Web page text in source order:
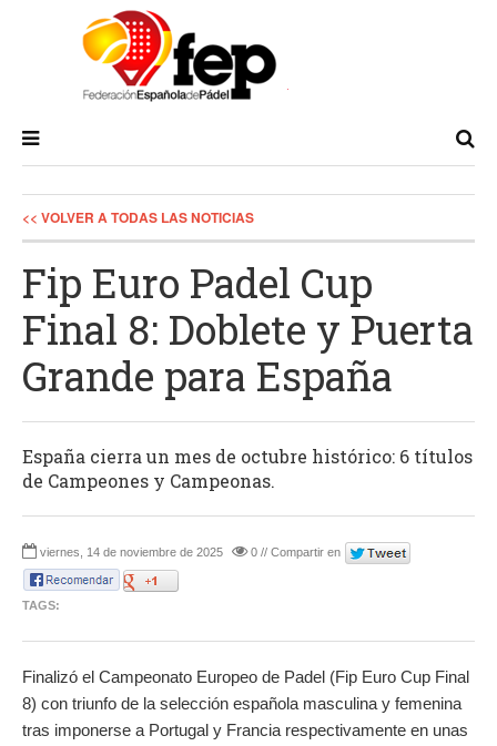
<< VOLVER A TODAS LAS NOTICIAS
Fip Euro Padel Cup
Final 8: Doblete y Puerta
Grande para España
España cierra un mes de octubre histórico: 6 títulos
de Campeones y Campeonas.
viernes, 14 de noviembre de 2025 0 // Compartir en
TAGS:
Finalizó el Campeonato Europeo de Padel (Fip Euro Cup Final
8) con triunfo de la selección española masculina y femenina
tras imponerse a Portugal y Francia respectivamente en unas